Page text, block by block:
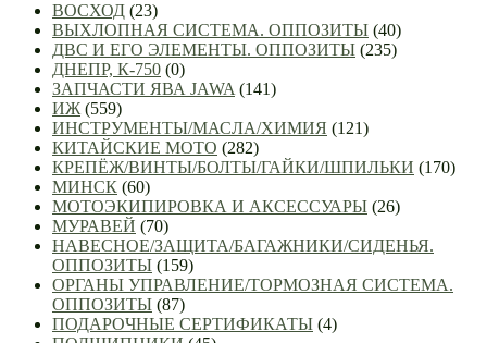
ВОСХОД (23)
ВЫХЛОПНАЯ СИСТЕМА. ОППОЗИТЫ (40)
ДВС И ЕГО ЭЛЕМЕНТЫ. ОППОЗИТЫ (235)
ДНЕПР, К-750 (0)
ЗАПЧАСТИ ЯВА JAWA (141)
ИЖ (559)
ИНСТРУМЕНТЫ/МАСЛА/ХИМИЯ (121)
КИТАЙСКИЕ МОТО (282)
КРЕПЁЖ/ВИНТЫ/БОЛТЫ/ГАЙКИ/ШПИЛЬКИ (170)
МИНСК (60)
МОТОЭКИПИРОВКА И АКСЕССУАРЫ (26)
МУРАВЕЙ (70)
НАВЕСНОЕ/ЗАЩИТА/БАГАЖНИКИ/СИДЕНЬЯ.
ОППОЗИТЫ (159)
ОРГАНЫ УПРАВЛЕНИЕ/ТОРМОЗНАЯ СИСТЕМА.
ОППОЗИТЫ (87)
ПОДАРОЧНЫЕ СЕРТИФИКАТЫ (4)